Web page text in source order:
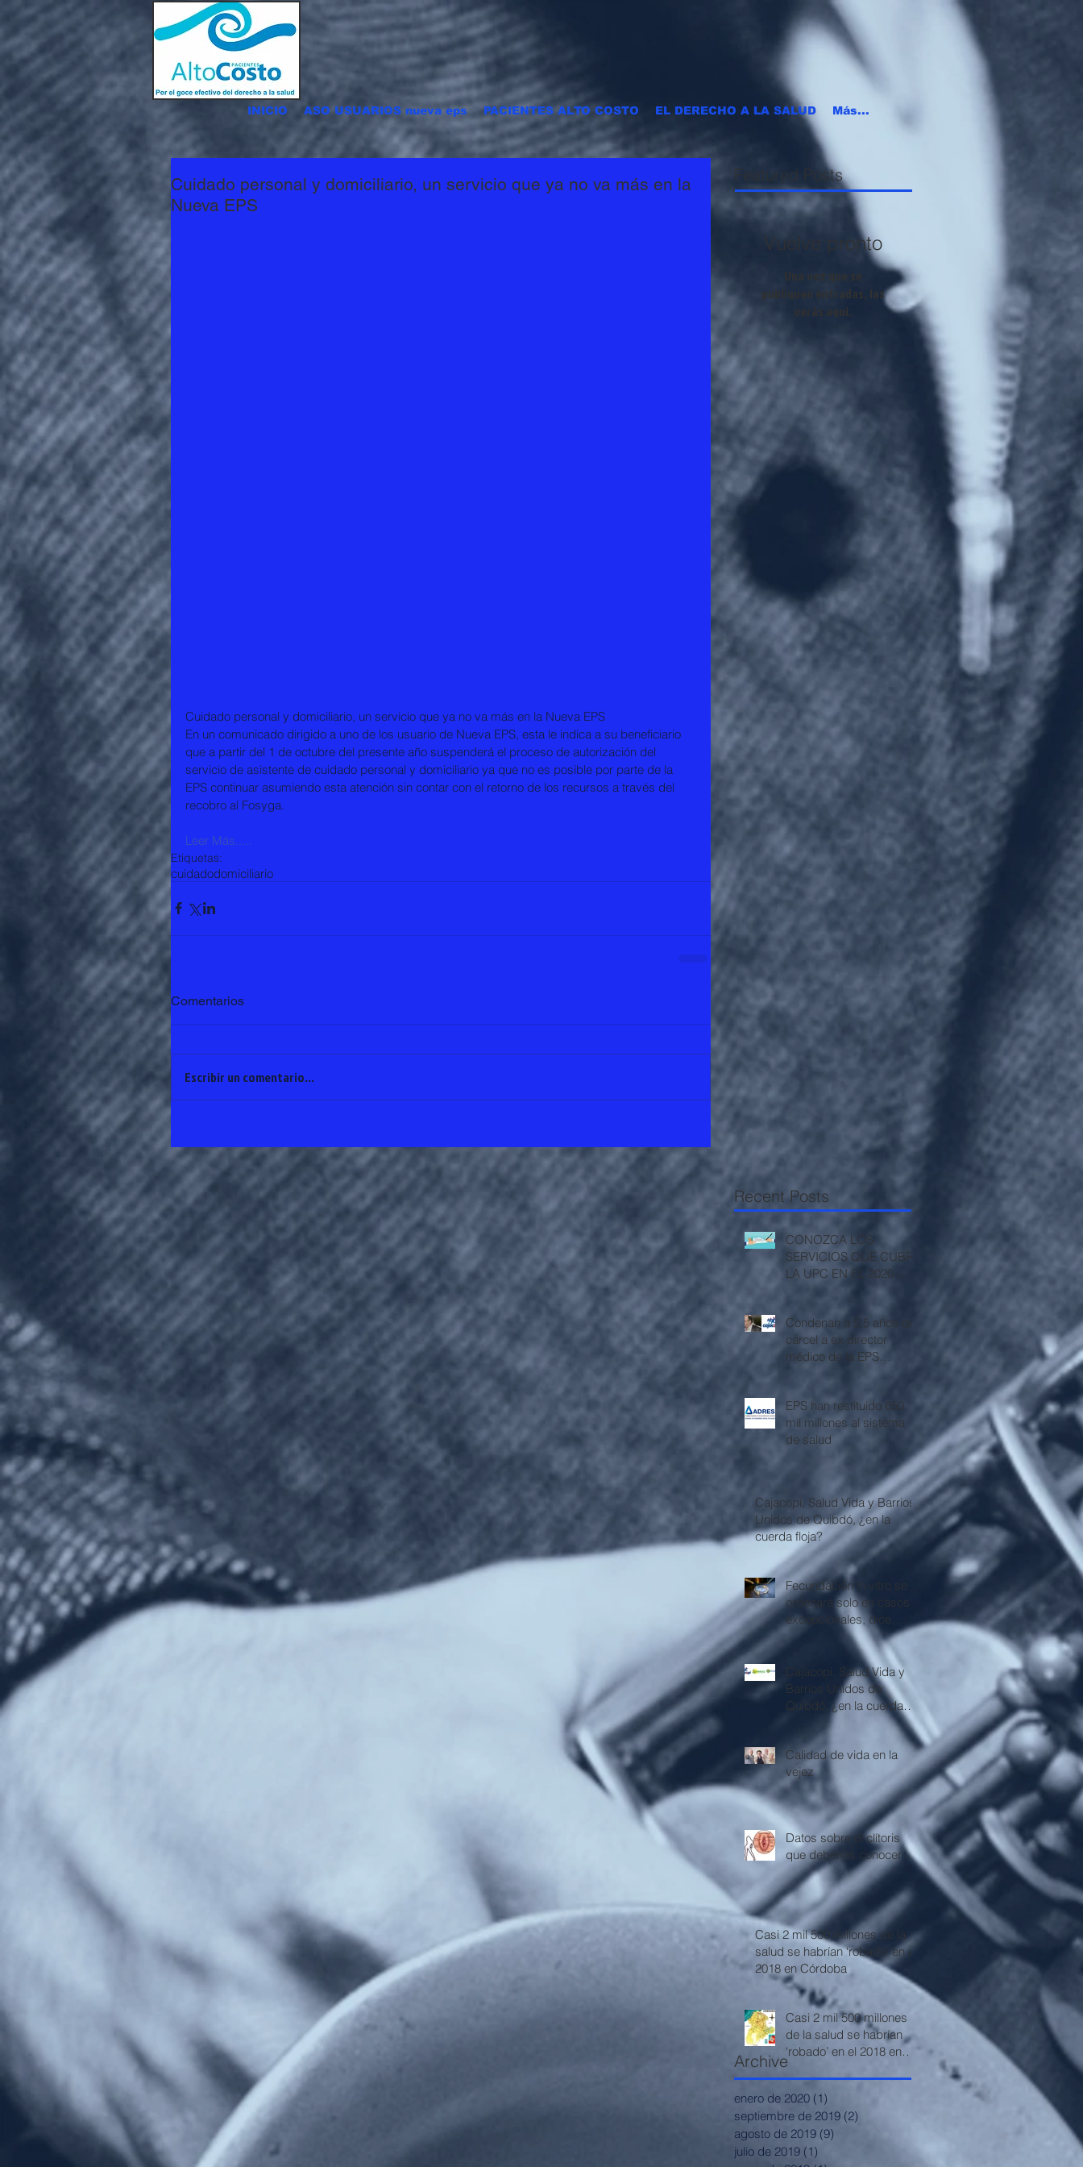
INICIO ASO USUARIOS nueva eps PACIENTES ALTO COSTO EL DERECHO A LA SALUD Más...
Cuidado personal y domiciliario, un servicio que ya no va más en la
Nueva EPS
Cuidado personal y domiciliario, un servicio que ya no va más en la Nueva EPS
En un comunicado dirigido a uno de los usuario de Nueva EPS, esta le indica a su beneficiario
que a partir del 1 de octubre del presente año suspenderá el proceso de autorización del
servicio de asistente de cuidado personal y domiciliario ya que no es posible por parte de la
EPS continuar asumiendo esta atención sin contar con el retorno de los recursos a través del
recobro al Fosyga.
Leer Más.....
Etiquetas:
cuidadodomiciliario
Comentarios
Escribir un comentario...
Featured Posts
Vuelve pronto
publiquen entradas, las
verás aquí.
Recent Posts
CONOZCA LOS
SERVICIOS QUE CUBRE
LA UPC EN EL 2020 –
RESOLUCIÓN 3512 DE
Condenan a 5,5 años de
cárcel a ex director
médico de la EPS
EPS han restituido 650
mil millones al sistema
de salud
Cajacopi, Salud Vida y Barrios
Unidos de Quibdó, ¿en la
cuerda floja?
Fecundación in vitro se
ordenará solo en casos
excepcionales, dice
Corte Constitucional
Cajacopi, Salud Vida y
Barrios Unidos de
Quibdó, ¿en la cuerda
Calidad de vida en la
vejez
Datos sobre el clítoris
que deberías conocer
Casi 2 mil 500 millones de la
salud se habrían ‘robado’ en el
2018 en Córdoba
Casi 2 mil 500 millones
de la salud se habrían
‘robado’ en el 2018 en
Córdoba
Archive
enero de 2020 (1)
septiembre de 2019 (2)
agosto de 2019 (9)
julio de 2019 (1)